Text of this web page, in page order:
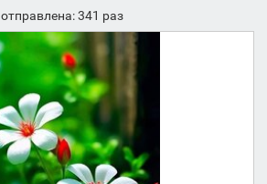
отправлена: 341 раз